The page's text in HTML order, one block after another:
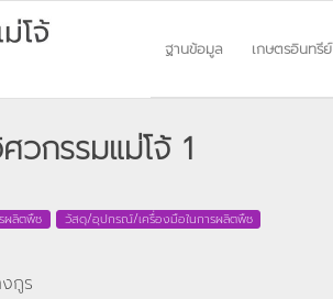
ฐานข้อมูล เกษตรอินทรีย์
กรรมแม่โจ้ 1
ผลิตพืช วัสดุ/อุปกรณ์/เครื่องมือในการผลิตพืช
กูร